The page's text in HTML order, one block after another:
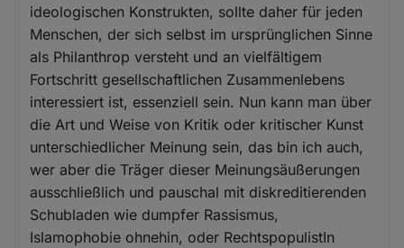
ideologischen Konstrukten, sollte daher für jeden
Menschen, der sich selbst im ursprünglichen Sinne
als Philanthrop versteht und an vielfältigem
Fortschritt gesellschaftlichen Zusammenlebens
interessiert ist, essenziell sein. Nun kann man über
die Art und Weise von Kritik oder kritischer Kunst
unterschiedlicher Meinung sein, das bin ich auch,
wer aber die Träger dieser Meinungsäußerungen
ausschließlich und pauschal mit diskreditierenden
Schubladen wie dumpfer Rassismus,
Islamophobie ohnehin, oder RechtspopulistIn